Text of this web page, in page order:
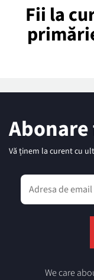
Fii la
Vă ținem la curent cu
We care